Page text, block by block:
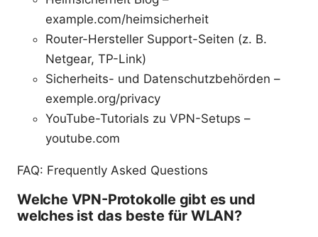
example.com/heimsicherheit
Router-Hersteller Support-Seiten (z. B.
Netgear, TP-Link)
Sicherheits- und Datenschutzbehörden –
exemple.org/privacy
YouTube-Tutorials zu VPN-Setups –
youtube.com
FAQ: Frequently Asked Questions
Welche VPN-Protokolle gibt es und
welches ist das beste für WLAN?